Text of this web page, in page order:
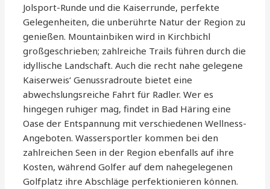
Jolsport-Runde und die Kaiserrunde, perfekte
Gelegenheiten, die unberührte Natur der Region zu
genießen. Mountainbiken wird in Kirchbichl
großgeschrieben; zahlreiche Trails führen durch die
idyllische Landschaft. Auch die recht nahe gelegene
Kaiserweis‘ Genussradroute bietet eine
abwechslungsreiche Fahrt für Radler. Wer es
hingegen ruhiger mag, findet in Bad Häring eine
Oase der Entspannung mit verschiedenen Wellness-
Angeboten. Wassersportler kommen bei den
zahlreichen Seen in der Region ebenfalls auf ihre
Kosten, während Golfer auf dem nahegelegenen
Golfplatz ihre Abschläge perfektionieren können.